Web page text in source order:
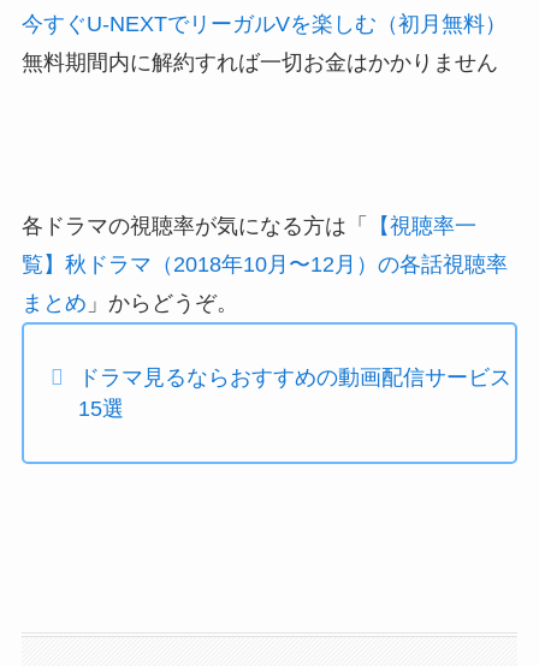
今すぐU-NEXTでリーガルVを楽しむ（初月無料）
無料期間内に解約すれば一切お金はかかりません
各ドラマの視聴率が気になる方は「
【視聴率一
覧】秋ドラマ（2018年10月〜12月）の各話視聴率
まとめ 」からどうぞ。
ドラマ見るならおすすめの動画配信サービス
15選